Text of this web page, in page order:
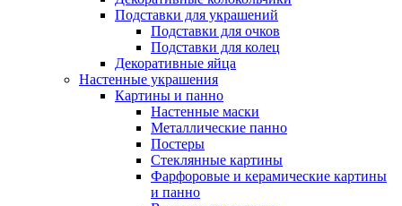
Подставки для украшений
Подставки для очков
Подставки для колец
Декоративные яйца
Настенные украшения
Картины и панно
Настенные маски
Металлические панно
Постеры
Стеклянные картины
Фарфоровые и керамические картины
и панно